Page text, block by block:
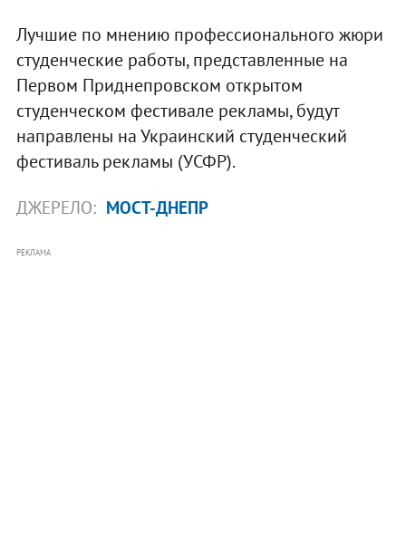
Лучшие по мнению профессионального жюри
студенческие работы, представленные на
Первом Приднепровском открытом
студенческом фестивале рекламы, будут
направлены на Украинский студенческий
фестиваль рекламы (УСФР).
ДЖЕРЕЛО: МОСТ-ДНЕПР
РЕКЛАМА